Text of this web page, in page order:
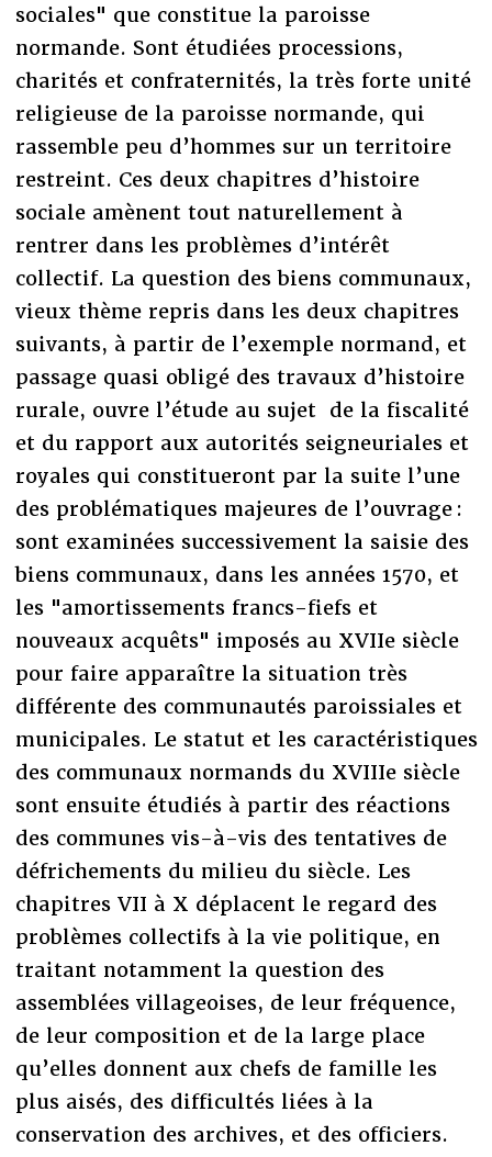
sociales" que constitue la paroisse
normande. Sont étudiées processions,
charités et confraternités, la très forte unité
religieuse de la paroisse normande, qui
rassemble peu d’hommes sur un territoire
restreint. Ces deux chapitres d’histoire
sociale amènent tout naturellement à
rentrer dans les problèmes d’intérêt
collectif. La question des biens communaux,
vieux thème repris dans les deux chapitres
suivants, à partir de l’exemple normand, et
passage quasi obligé des travaux d’histoire
rurale, ouvre l’étude au sujet de la fiscalité
et du rapport aux autorités seigneuriales et
royales qui constitueront par la suite l’une
des problématiques majeures de l’ouvrage :
sont examinées successivement la saisie des
biens communaux, dans les années 1570, et
les "amortissements francs-fiefs et
nouveaux acquêts" imposés au XVIIe siècle
pour faire apparaître la situation très
différente des communautés paroissiales et
municipales. Le statut et les caractéristiques
des communaux normands du XVIIIe siècle
sont ensuite étudiés à partir des réactions
des communes vis-à-vis des tentatives de
défrichements du milieu du siècle. Les
chapitres VII à X déplacent le regard des
problèmes collectifs à la vie politique, en
traitant notamment la question des
assemblées villageoises, de leur fréquence,
de leur composition et de la large place
qu’elles donnent aux chefs de famille les
plus aisés, des difficultés liées à la
conservation des archives, et des officiers.